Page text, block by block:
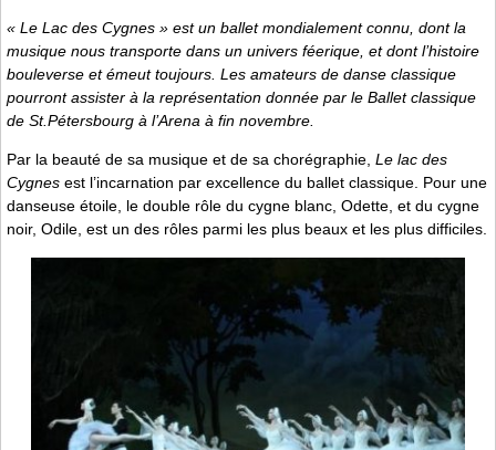
« Le Lac des Cygnes » est un ballet mondialement connu, dont la
musique nous transporte dans un univers féerique, et dont l’histoire
bouleverse et émeut toujours. Les amateurs de danse classique
pourront assister à la représentation donnée par le Ballet classique
de St.Pétersbourg à l’Arena à fin novembre.
Par la beauté de sa musique et de sa chorégraphie, Le lac des
Cygnes est l’incarnation par excellence du ballet classique. Pour une
danseuse étoile, le double rôle du cygne blanc, Odette, et du cygne
noir, Odile, est un des rôles parmi les plus beaux et les plus difficiles.